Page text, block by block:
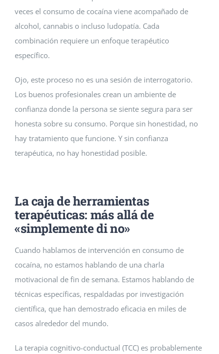
veces el consumo de cocaína viene acompañado de
alcohol, cannabis o incluso ludopatía. Cada
combinación requiere un enfoque terapéutico
específico.
Ojo, este proceso no es una sesión de interrogatorio.
Los buenos profesionales crean un ambiente de
confianza donde la persona se siente segura para ser
honesta sobre su consumo. Porque sin honestidad, no
hay tratamiento que funcione. Y sin confianza
terapéutica, no hay honestidad posible.
La caja de herramientas
terapéuticas: más allá de
«simplemente di no»
Cuando hablamos de intervención en consumo de
cocaína, no estamos hablando de una charla
motivacional de fin de semana. Estamos hablando de
técnicas específicas, respaldadas por investigación
científica, que han demostrado eficacia en miles de
casos alrededor del mundo.
La terapia cognitivo-conductual (TCC) es probablemente